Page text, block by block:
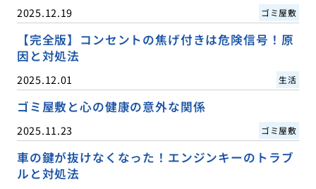
2025.12.19 ゴミ屋敷
【完全版】コンセントの焦げ付きは危険信号！原
因と対処法
2025.12.01 生活
ゴミ屋敷と心の健康の意外な関係
2025.11.23 ゴミ屋敷
車の鍵が抜けなくなった！エンジンキーのトラブ
ルと対処法